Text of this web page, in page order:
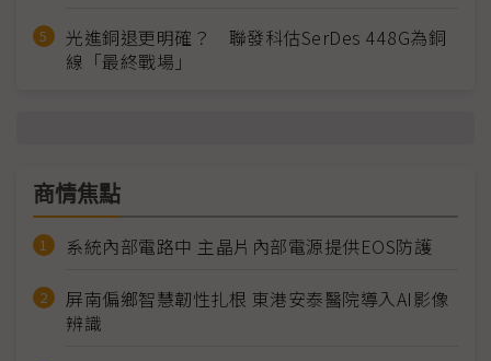
光進銅退更明確？ 聯發科估SerDes 448G為銅
線「最終戰場」
商情焦點
系統內部電路中 主晶片內部電源提供EOS防護
屏南偏鄉智慧韌性扎根 東港安泰醫院導入AI影像
辨識